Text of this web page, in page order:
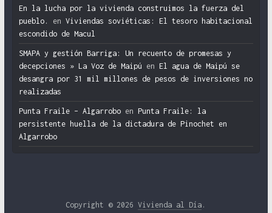
En la lucha por la vivienda construimos la fuerza del
pueblo.
en Viviendas soviéticas: El tesoro habitacional
escondido de Macul
SMAPA y gestión Barriga: Un recuento de promesas y
decepciones » La Voz de Maipú en El agua de Maipú se
desangra por 31 mil millones de pesos de inversiones no
realizadas
Punta Fraile – Algarroboen Punta Fraile: la
persistente huella de la dictadura de Pinochet en
Algarrobo
Copyright © 2026Vivienda al Día .